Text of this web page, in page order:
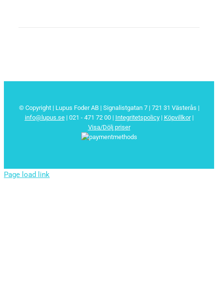
© Copyright | Lupus Foder AB | Signalistgatan 7 | 721 31 Västerås |
info@lupus.se| 021 - 471 72 00 | Integritetspolicy| Köpvillkor|
Visa/Dölj priser
Page load link